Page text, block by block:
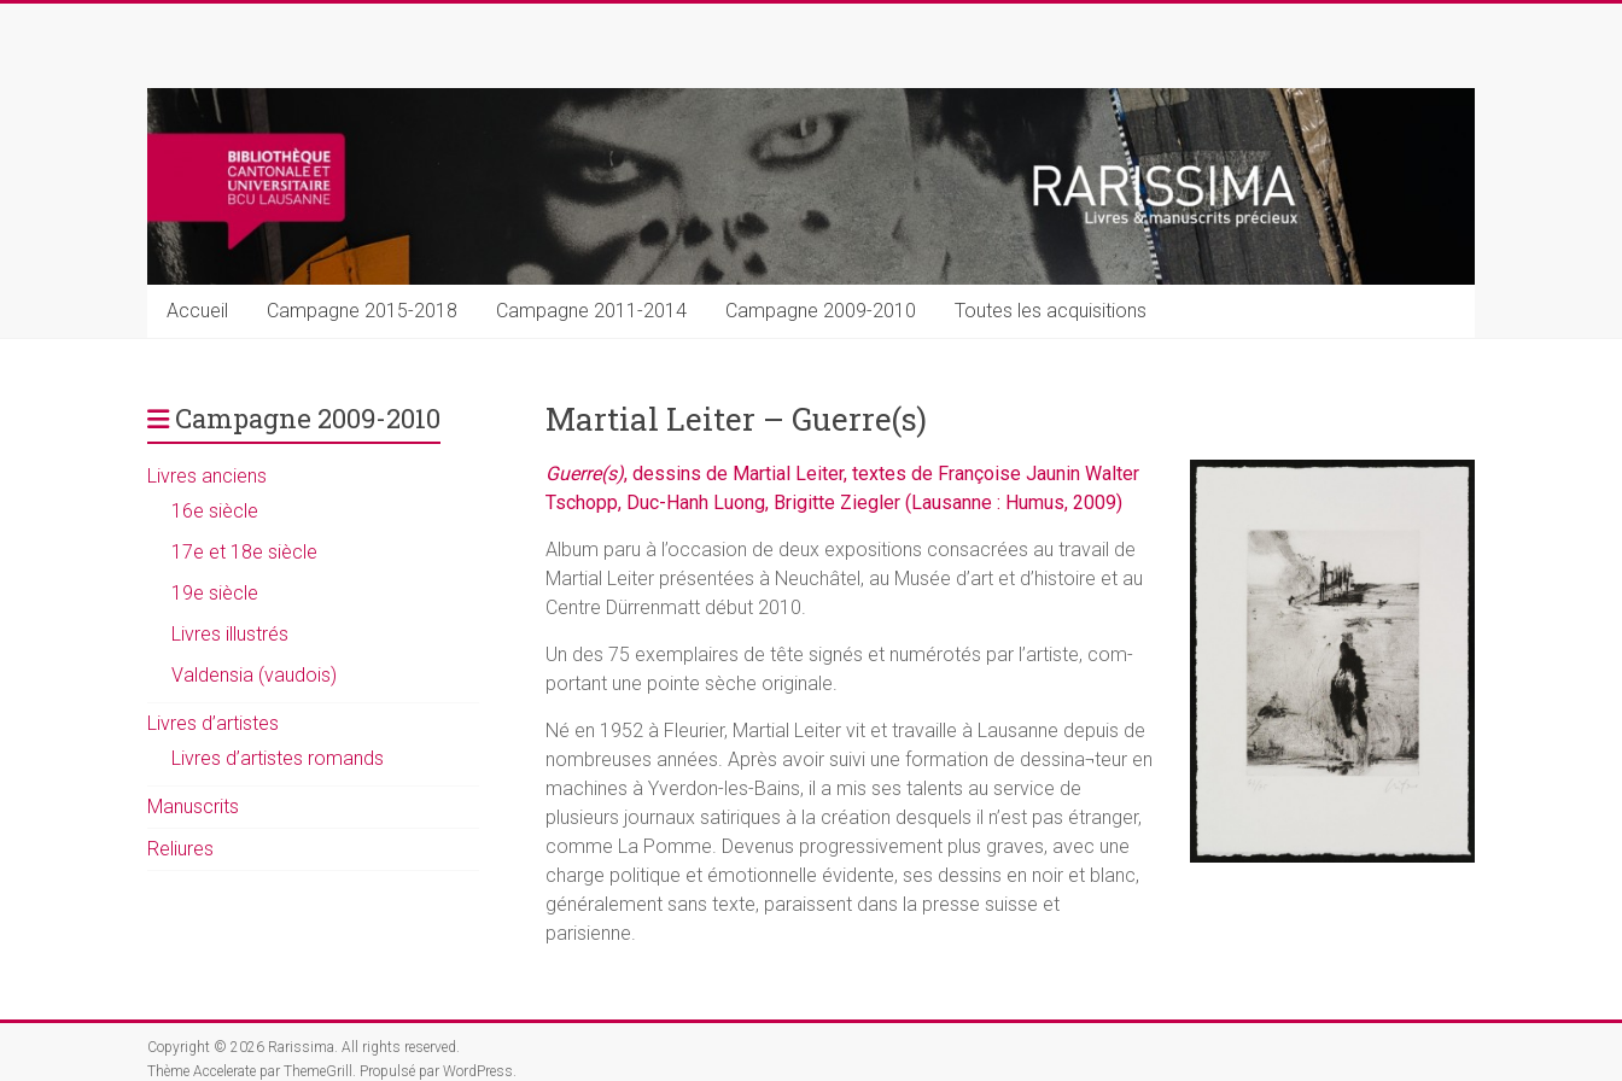
Rarissima
Livres
manuscrits
Accueil Campagne 2015-2018 Campagne 2011-2014 Campagne 2009-2010 Toutes les acquisitions
Martial Leiter – Guerre(s)
Guerre(s), dessins de Martial Leiter, textes de Françoise Jaunin Walter
Tschopp, Duc-Hanh Luong, Brigitte Ziegler (Lausanne : Humus, 2009)
Album paru à l’occasion de deux expositions consacrées au travail de
Martial Leiter présentées à Neuchâtel, au Musée d’art et d’histoire et au
Centre Dürrenmatt début 2010.
Un des 75 exemplaires de tête signés et numérotés par l’artiste, com-
portant une pointe sèche originale.
Né en 1952 à Fleurier, Martial Leiter vit et travaille à Lausanne depuis de
nombreuses années. Après avoir suivi une formation de dessina¬teur en
machines à Yverdon-les-Bains, il a mis ses talents au service de
plusieurs journaux satiriques à la création desquels il n’est pas étranger,
comme La Pomme. Devenus progressivement plus graves, avec une
charge politique et émotionnelle évidente, ses dessins en noir et blanc,
généralement sans texte, paraissent dans la presse suisse et
parisienne.
Campagne 2009-2010
Livres anciens
16e siècle
17e et 18e siècle
19e siècle
Livres illustrés
Valdensia (vaudois)
Livres d’artistes
Livres d’artistes romands
Manuscrits
Reliures
Copyright © 2026 Rarissima. All rights reserved.
Thème Accelerate par ThemeGrill. Propulsé par WordPress.